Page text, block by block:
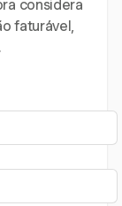
considera
faturável,